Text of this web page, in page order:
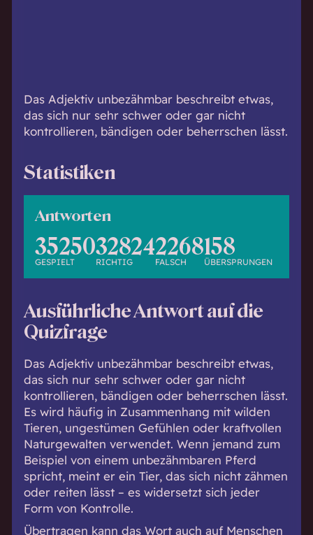
Das Adjektiv unbezähmbar beschreibt etwas,
das sich nur sehr schwer oder gar nicht
kontrollieren, bändigen oder beherrschen lässt.
Statistiken
Antworten
35250
GESPIELT
32824
RICHTIG
2268
FALSCH
158
ÜBERSPRUNGEN
Ausführliche Antwort auf die
Quizfrage
Das Adjektiv unbezähmbar beschreibt etwas,
das sich nur sehr schwer oder gar nicht
kontrollieren, bändigen oder beherrschen lässt.
Es wird häufig in Zusammenhang mit wilden
Tieren, ungestümen Gefühlen oder kraftvollen
Naturgewalten verwendet. Wenn jemand zum
Beispiel von einem unbezähmbaren Pferd
spricht, meint er ein Tier, das sich nicht zähmen
oder reiten lässt – es widersetzt sich jeder
Form von Kontrolle.
Übertragen kann das Wort auch auf Menschen